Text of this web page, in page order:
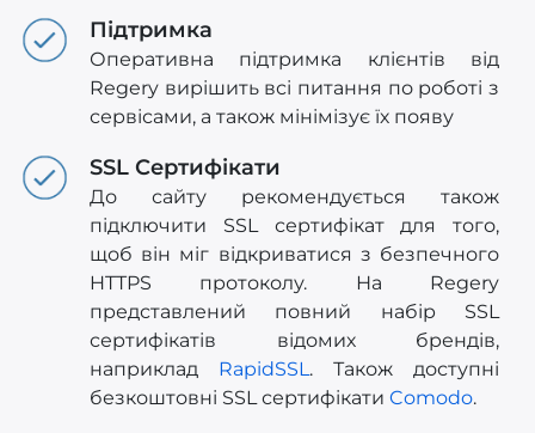
Підтримка
Оперативна підтримка клієнтів від
Regery вирішить всі питання по роботі з
сервісами, а також мінімізує їх появу
SSL Сертифікати
До сайту рекомендується також
підключити SSL сертифікат для того,
щоб він міг відкриватися з безпечного
HTTPS протоколу. На Regery
представлений повний набір SSL
сертифікатів відомих брендів,
наприклад RapidSSL. Також доступні
безкоштовні SSL сертифікати Comodo.